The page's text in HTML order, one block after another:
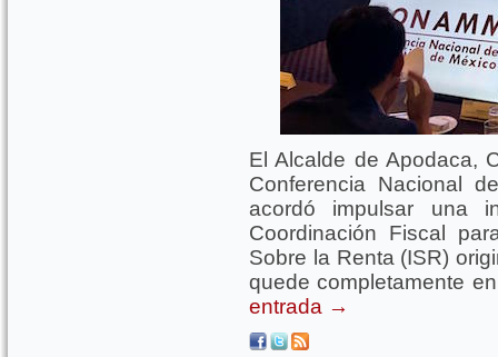
El Alcalde de Apodaca,
Conferencia Nacional
acordó impulsar una
Coordinación Fiscal
Sobre la Renta (ISR)
quede completamente
entrada →